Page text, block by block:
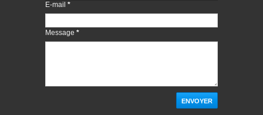
E-mail *
Message *